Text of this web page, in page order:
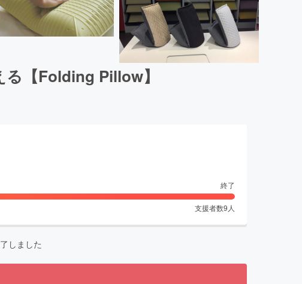
【Folding Pillow】
終了
支援者数9 人
しました